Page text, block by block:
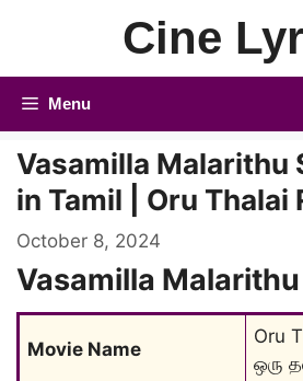
Cine
Menu
Vasamilla Malarithu
in Tamil | Oru Thalai
October 8, 2024
Vasamilla
Movie Name
Oru
ஒரு